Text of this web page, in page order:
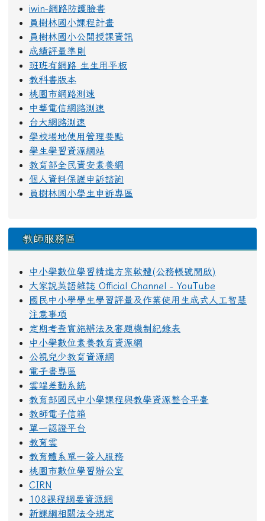
iwin-網路防護臉書
員樹林國小課程計畫
員樹林國小公開授課資訊
成績評量準則
班班有網路 生生用平板
教科書版本
桃園市網路測速
中華電信網路測速
台大網路測速
學校場地使用管理要點
學生學習資源網站
教育部全民資安素養網
個人資料保護申訴諮詢
員樹林國小學生申訴專區
教師服務區
中小學數位學習精進方案軟體(公務帳號開啟)
大家說英語雜誌 Official Channel - YouTube
國民中小學學生學習評量及作業使用生成式人工智慧
注意事項
定期考查實施辦法及審題機制紀錄表
中小學數位素養教育資源網
公視兒少教育資源網
電子書專區
雲端差勤系統
教育部國民中小學課程與教學資源整合平臺
教師電子信箱
單一認證平台
教育雲
教育體系單一簽入服務
桃園市數位學習辦公室
CIRN
108課程綱要資源網
新課綱相關法令規定